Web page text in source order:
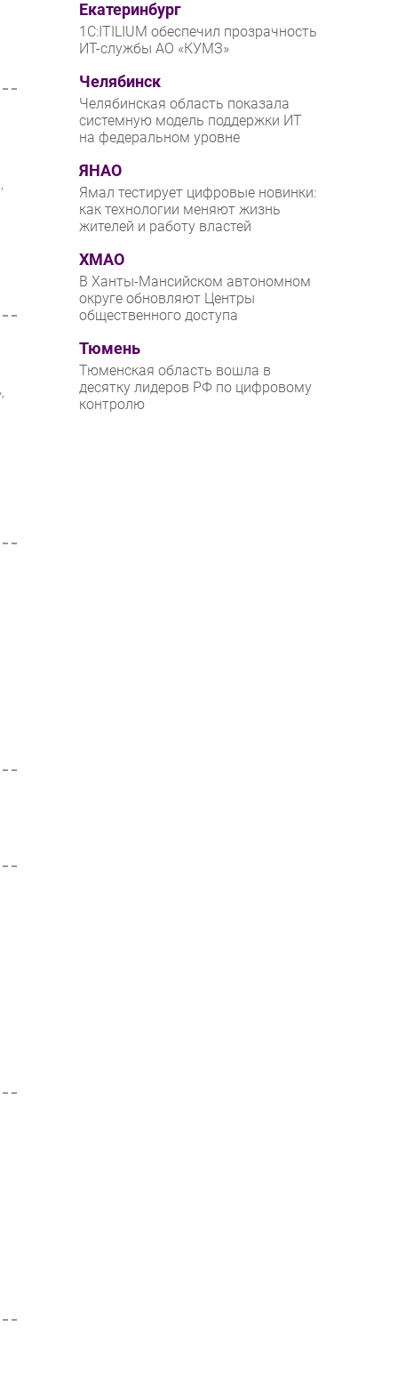
Проекты
IT класс
Тестовый стенд
Каталог компаний
Екатеринбург
1С:ITILIUM обеспечил прозрачность
ИТ-службы АО «КУМЗ»
Челябинск
Челябинская область показала
системную модель поддержки ИТ
на федеральном уровне
ЯНАО
Ямал тестирует цифровые новинки:
как технологии меняют жизнь
жителей и работу властей
ХМАО
В Ханты-Мансийском автономном
округе обновляют Центры
общественного доступа
Тюмень
Тюменская область вошла в
десятку лидеров РФ по цифровому
контролю